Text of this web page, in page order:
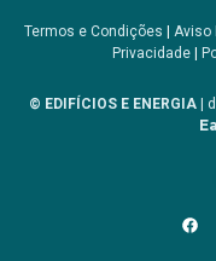
Termos e Condições | Aviso
Privacidade|
© EDIFÍCIOS E ENERGIA |